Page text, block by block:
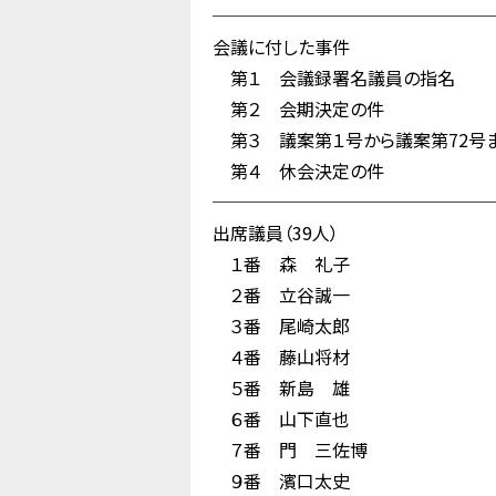
会議に付した事件
第１ 会議録署名議員の指名
第２ 会期決定の件
第３ 議案第１号から議案第72号ま
第４ 休会決定の件
出席議員（39人）
１番 森 礼子
２番 立谷誠一
３番 尾崎太郎
４番 藤山将材
５番 新島 雄
６番 山下直也
７番 門 三佐博
９番 濱口太史